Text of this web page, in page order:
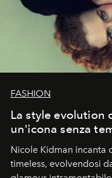
FASHION
La style evolution
un'icona senza
Nicole Kidman incanta
timeless, evolvendosi